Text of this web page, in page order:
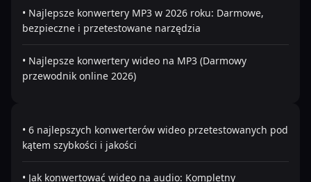
• Najlepsze konwertery MP3 w 2026 roku: Darmowe,
bezpieczne i przetestowane narzędzia
• Najlepsze konwertery wideo na MP3 (Darmowy
przewodnik online 2026)
• 6 najlepszych konwerterów wideo przetestowanych pod
kątem szybkości i jakości
• Jak konwertować wideo na audio: Kompletny